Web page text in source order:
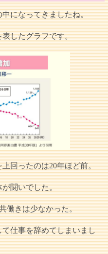
になってきましたね。
したグラフです。
回ったのは20年ほど前。
闘いでした。
働きは少なかった。
仕事を辞めてしまいまし